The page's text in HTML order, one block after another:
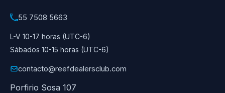
55 7508 5663
L-V 10-17 horas (UTC-6)
Sábados 10-15 horas (UTC-6)
contacto@reefdealersclub.com
Porfirio Sosa 107